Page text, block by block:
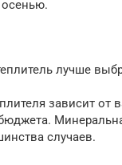
лучше
зависит от
случаев.